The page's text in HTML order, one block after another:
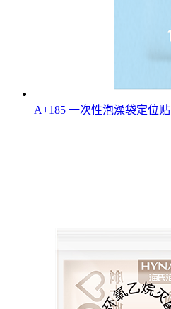
A+185 一次性泡澡袋定位贴